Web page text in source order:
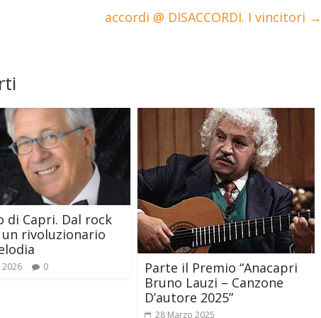
accordi @ DISACCORDI. I vincitori →
di Capri. Dal rock
rivoluzionario
2026 0
Parte il Premio “Anacapri
Bruno Lauzi – Canzone
D’autore 2025”
28 Marzo 2025